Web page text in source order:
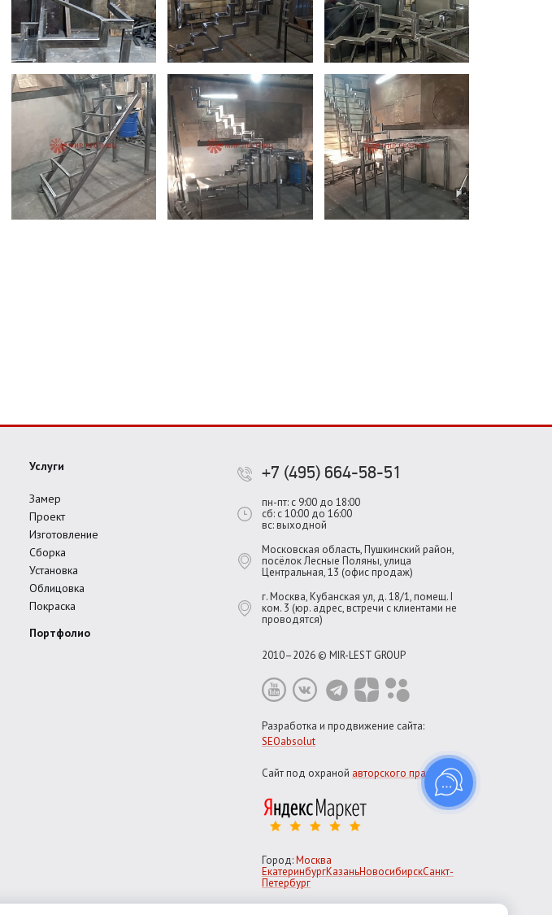
Услуги
Замер
Проект
Изготовление
Сборка
Установка
Облицовка
Покраска
Портфолио
+7 (495) 664-58-51
пн-пт: с 9:00 до 18:00
сб: с 10:00 до 16:00
вс: выходной
Московская область, Пушкинский район,
посёлок Лесные Поляны, улица
Центральная, 13 (офис продаж)
г. Москва, Кубанская ул, д. 18/1, помещ. I
ком. 3 (юр. адрес, встречи с клиентами не
проводятся)
2010–2026 © MIR-LEST GROUP
Разработка и продвижение сайта:
SEOabsolut
Сайт под охраной авторского права
Город:Москва
ЕкатеринбургКазаньНовосибирскСанкт-
Петербург